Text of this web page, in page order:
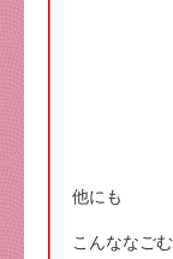
他にも
こんななご